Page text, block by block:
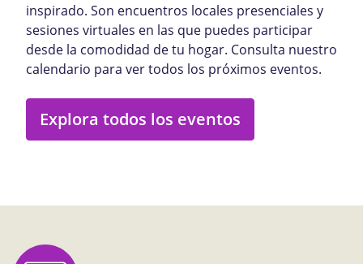
inspirado. Son encuentros locales presenciales y
sesiones virtuales en las que puedes participar
desde la comodidad de tu hogar. Consulta nuestro
calendario para ver todos los próximos eventos.
Explora todos los eventos